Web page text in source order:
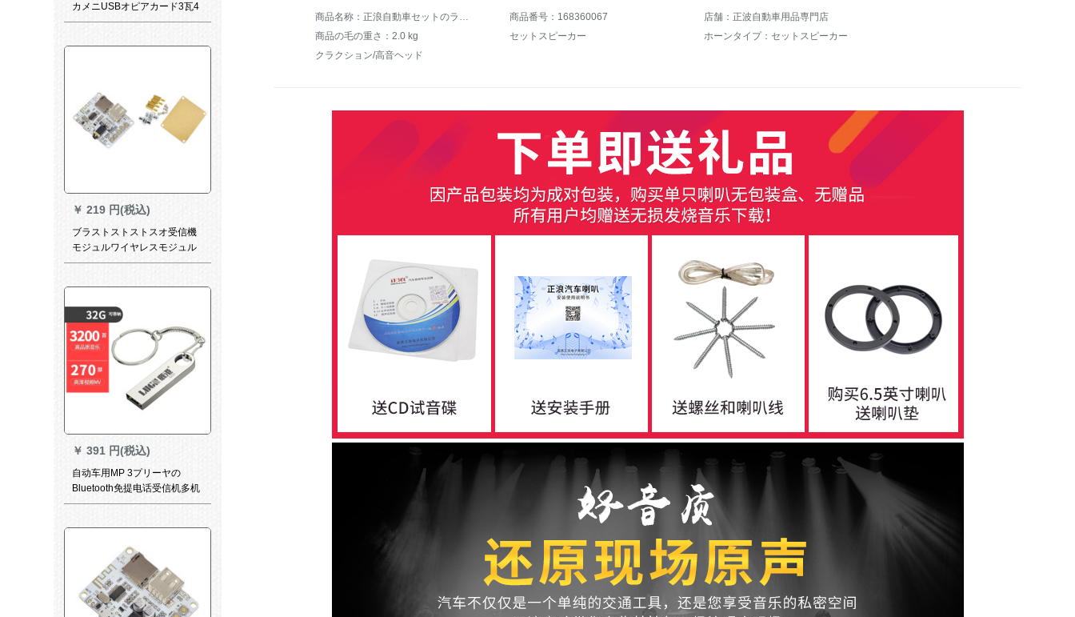
カメニUSBオピアカード3瓦4
欧3 W重低音オタクラカノン
￥ 219 円(税込)
ブラストストストスオ受信機
モジュルワイヤレスモジュル
ールの不可逆車載スピカはブ
版＋カバを変更する。
￥ 391 円(税込)
自动车用MP 3プリーヤの
Bluetooth免提电话受信机多机
能uディック自动车音乐车音乐
は、公式标准装备です。
商品番号：168360067
店舗：正波自動車用品専門店
商品の毛の重さ：2.0 kg
セットスピーカー
ホーンタイプ：セットスピーカー
クラクション/高音ヘッド